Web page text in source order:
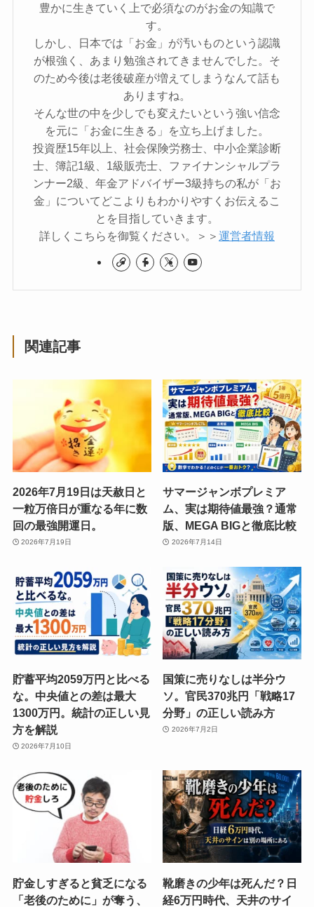
豊かに生きていく上で必須なのがお金の知識で
す。
しかし、日本では「お金」が汚いものという認識
が根強く、あまり勉強されてきませんでした。そ
のため今後は老後破産が増えてしまうなんて話も
ありますね。
そんな世の中を少しでも変えたいという強い信念
を元に「お金に生きる」を立ち上げました。
投資歴15年以上、社会保険労務士、中小企業診断
士、簿記1級、1級販売士、ファイナンシャルプラ
ンナー2級、年金アドバイザー3級持ちの私が「お
金」についてどこよりもわかりやすくお伝えるこ
とを目指していきます。
詳しくこちらを御覧ください。＞＞ 運営者情報
関連記事
2026年7月19日は天赦日と
一粒万倍日が重なる年に数
回の最強開運日。
2026年7月19日
サマージャンボプレミア
ム、実は期待値最強？通常
版、MEGA BIGと徹底比較
2026年7月14日
貯蓄平均2059万円と比べる
な。中央値との差は最大
1300万円。統計の正しい見
方を解説
2026年7月10日
国策に売りなしは半分ウ
ソ。官民370兆円「戦略17
分野」の正しい読み方
2026年7月2日
貯金しすぎると貧乏になる
「老後のために」が奪う、
靴磨きの少年は死んだ？日
経6万円時代、天井のサイ